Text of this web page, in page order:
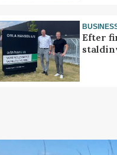
Efter